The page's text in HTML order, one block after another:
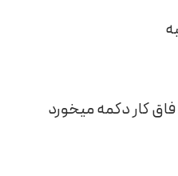
فاق کار دکمه میخورد